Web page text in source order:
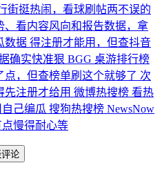
街挺热闹，看球刷帖两不误的
、看内容风向和报告数据，拿
数据 得注册才能用，但查抖音
确实快准狠 BGG 桌游排行榜
，但查榜单刷这个就够了 次
先注册才给用 微博热搜榜 看热
己编瓜 搜狗热搜榜 NewsNow
慢得耐心等
论